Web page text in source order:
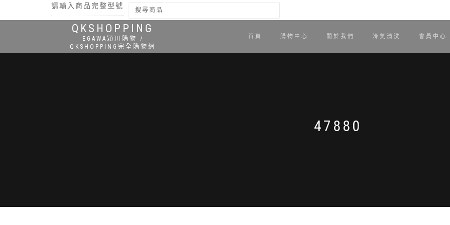
請輸入商品完整型號
搜尋
QKSHOPPING
EGAWA穎川購物 /
QKSHOPPING完全購物網
首頁 購物中心 關於我們 冷氣清洗 會員中心
47880